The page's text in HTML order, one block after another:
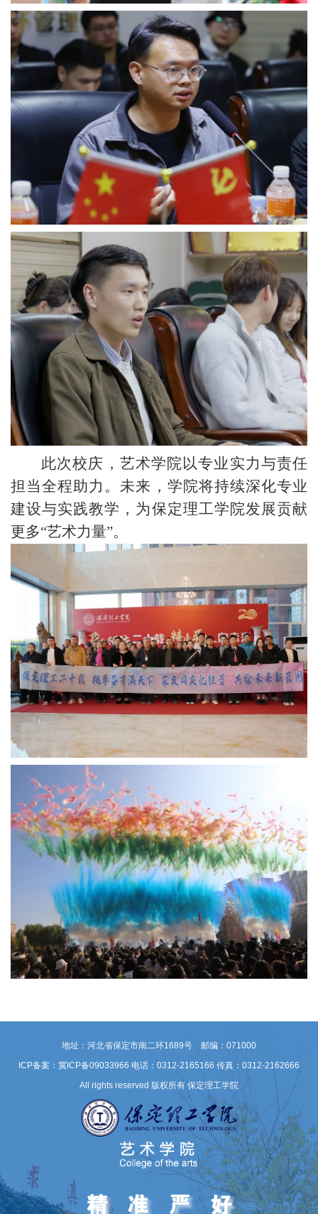
此次校庆，艺术学院以专业实力与责任
担当全程助力。未来，学院将持续深化专业
建设与实践教学，为保定理工学院发展贡献
更多“艺术力量”。
地址：河北省保定市南二环1689号 邮编：071000
ICP备案：冀ICP备09033966 电话：0312-2165166 传真：0312-2162666
All rights reserved 版权所有 保定理工学院